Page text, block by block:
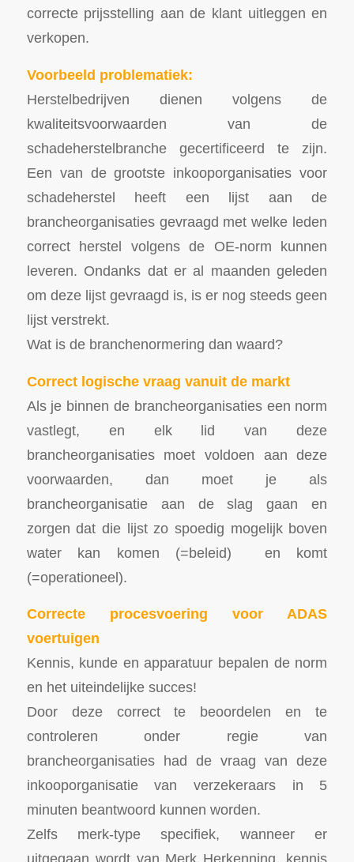
correcte prijsstelling aan de klant uitleggen en
verkopen.
Voorbeeld problematiek:
Herstelbedrijven dienen volgens de
kwaliteitsvoorwaarden van de
schadeherstelbranche gecertificeerd te zijn.
Een van de grootste inkooporganisaties voor
schadeherstel heeft een lijst aan de
brancheorganisaties gevraagd met welke leden
correct herstel volgens de OE-norm kunnen
leveren. Ondanks dat er al maanden geleden
om deze lijst gevraagd is, is er nog steeds geen
lijst verstrekt.
Wat is de branchenormering dan waard?
Correct logische vraag vanuit de markt
Als je binnen de brancheorganisaties een norm
vastlegt, en elk lid van deze
brancheorganisaties moet voldoen aan deze
voorwaarden, dan moet je als
brancheorganisatie aan de slag gaan en
zorgen dat die lijst zo spoedig mogelijk boven
water kan komen (=beleid) en komt
(=operationeel).
Correcte procesvoering voor ADAS
voertuigen
Kennis, kunde en apparatuur bepalen de norm
en het uiteindelijke succes!
Door deze correct te beoordelen en te
controleren onder regie van
brancheorganisaties had de vraag van deze
inkooporganisatie van verzekeraars in 5
minuten beantwoord kunnen worden.
Zelfs merk-type specifiek, wanneer er
uitgegaan wordt van Merk Herkenning, kennis